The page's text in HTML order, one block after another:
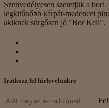
Szenvedélyesen szeretjük a
legkitűnőbb kárpát-medencei
akiknek sürgősen jó "Bor Kell".
Iratkozz fel hírlevelünkre